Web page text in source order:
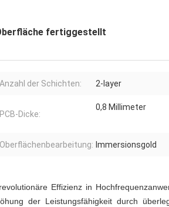
fertiggestellt
Anzahl der Schichten: 2-layer
PCB-Dicke:
0,8 Millimeter
Oberflächenbearbeitung: Immersionsgold
Effizienz in
der Leistungsfähigkeit durch